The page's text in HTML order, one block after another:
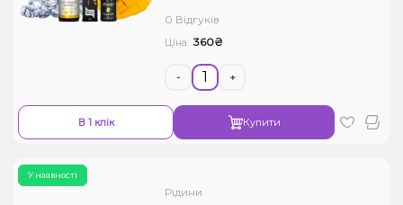
0 Відгуків
Ціна: 360₴
- +
В 1 клік Купити
У наявності
Рідини